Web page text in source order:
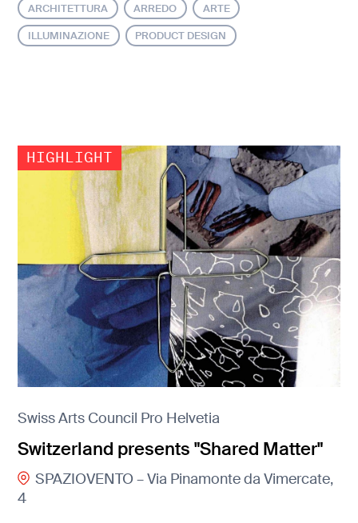
ARCHITETTURA ARREDO ARTE
ILLUMINAZIONE PRODUCT DESIGN
Swiss Arts Council Pro Helvetia
Switzerland presents "Shared Matter"
SPAZIOVENTO – Via Pinamonte da Vimercate,
4